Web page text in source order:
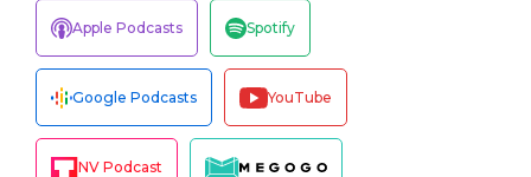
Apple Podcasts Spotify
Google Podcasts YouTube
NV Podcast